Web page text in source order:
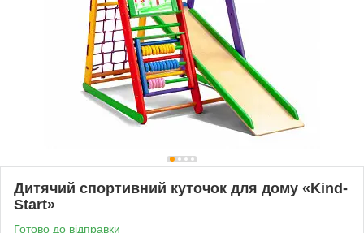
Дитячий спортивний куточок для дому «Kind-
Start»
Готово до відправки